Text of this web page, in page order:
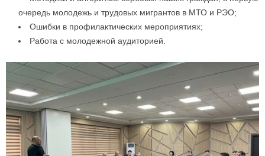
очередь молодежь и трудовых мигрантов в МТО и РЭО;
Ошибки в профилактических мероприятиях;
Работа с молодежной аудиторией.